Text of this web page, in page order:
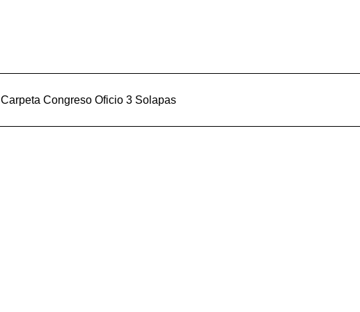
Carpeta Congreso Oficio 3 Solapas